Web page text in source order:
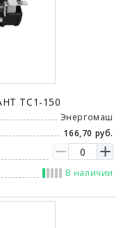
ТС1-150
Энергомаш
166,70 руб.
В наличии